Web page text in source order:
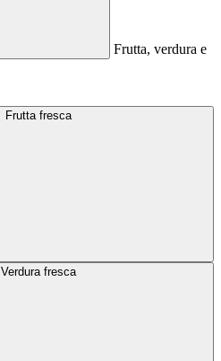
Frutta, verdura e
Frutta fresca
Verdura fresca